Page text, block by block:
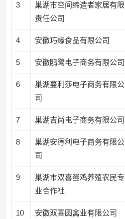
3
巢湖市空间缔造者家居有限
责任公司
4 安徽巧缘食品有限公司
5 安徽鸥鹭电子商务有限公司
6
巢湖蔓利莎电子商务有限公
司
7 巢湖吉尚电子商务有限公司
8
巢湖安德利电子商务有限公
司
9
巢湖市双喜蛋鸡养殖农民专
业合作社
10 安徽双喜圆禽业有限公司